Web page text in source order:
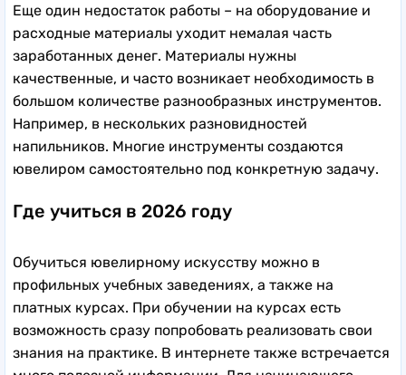
Еще один недостаток работы – на оборудование и
расходные материалы уходит немалая часть
заработанных денег. Материалы нужны
качественные, и часто возникает необходимость в
большом количестве разнообразных инструментов.
Например, в нескольких разновидностей
напильников. Многие инструменты создаются
ювелиром самостоятельно под конкретную задачу.
Где учиться в 2026 году
Обучиться ювелирному искусству можно в
профильных учебных заведениях, а также на
платных курсах. При обучении на курсах есть
возможность сразу попробовать реализовать свои
знания на практике. В интернете также встречается